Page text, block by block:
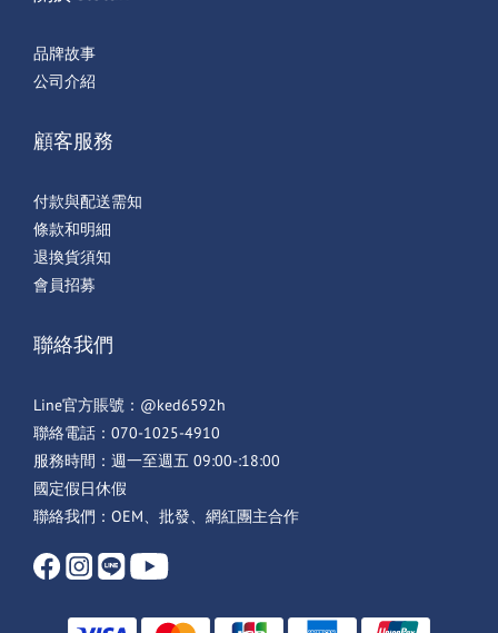
品牌故事
公司介紹
顧客服務
付款與配送需知
條款和明細
退換貨須知
會員招募
聯絡我們
Line官方賬號：@ked6592h
聯絡電話：070-1025-4910
服務時間：週一至週五 09:00-:18:00
國定假日休假
聯絡我們：OEM、批發、網紅團主合作